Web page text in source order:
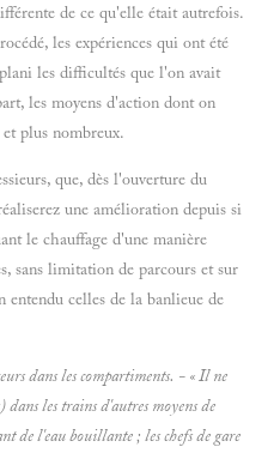
de ce qu'elle était autrefois.
les expériences qui ont été
les difficultés que l'on avait
les moyens d'action dont on
plus nombreux.
que, dès l'ouverture du
une amélioration depuis si
le chauffage d'une manière
sans limitation de parcours et sur
entendu celles de la banlieue de
dans les compartiments. - « Il ne
les trains d'autres moyens de
de l'eau bouillante ; les chefs de gare